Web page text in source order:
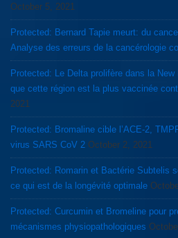
October 5, 2021
Protected: Bernard Tapie meurt: du
Analyse des erreurs de la cancérologie
Protected: Le Delta prolifère dans la New
que cette région est la plus vaccinée
2021
Protected: Bromaline cible l’ACE-2,
virus SARS CoV 2 October 2, 2021
Protected: Romarin et Bactérie Subtelis
ce qui est de la longévité optimale
Protected: Curcumin et Bromeline pour
mécanismes physiopathologiques